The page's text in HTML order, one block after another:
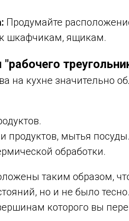
Продумайте
к шкафчикам, ящикам.
на кухне значительно
продуктов, мытья посуды.
обработки.
таким образом,
но и не было
которого вы